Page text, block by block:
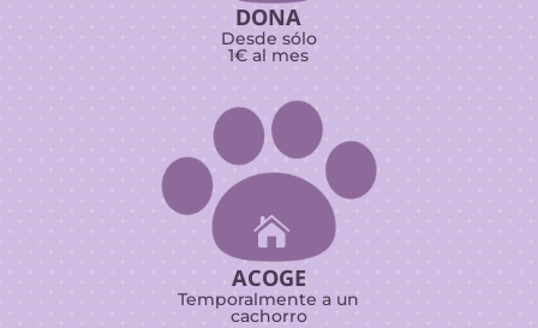
DONA
Desde sólo
1€ al mes

ACOGE
Temporalmente a un
cachorro